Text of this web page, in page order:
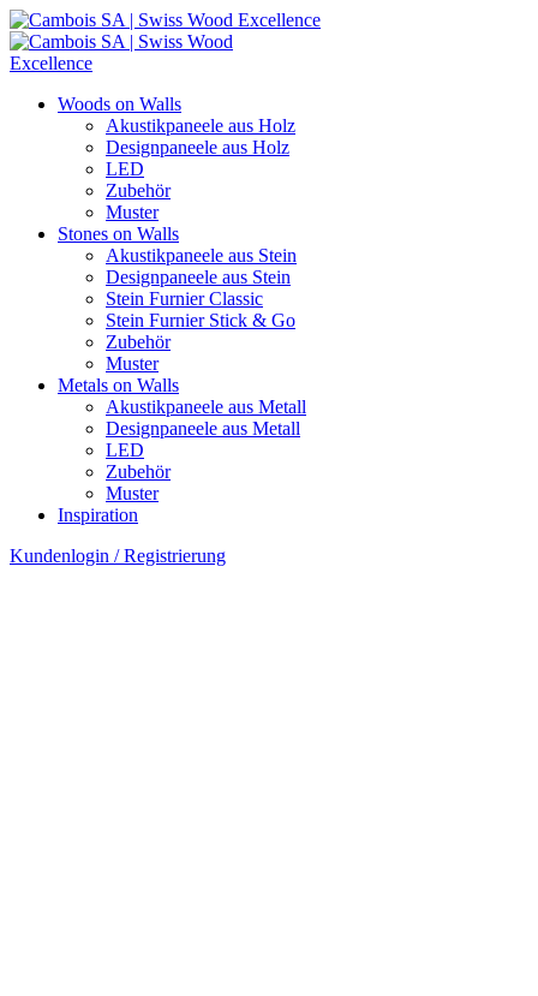
Woods on Walls
Akustikpaneele aus Holz
Designpaneele aus Holz
LED
Zubehör
Muster
Stones on Walls
Akustikpaneele aus Stein
Designpaneele aus Stein
Stein Furnier Classic
Stein Furnier Stick & Go
Zubehör
Muster
Metals on Walls
Akustikpaneele aus Metall
Designpaneele aus Metall
LED
Zubehör
Muster
Inspiration
Kundenlogin / Registrierung